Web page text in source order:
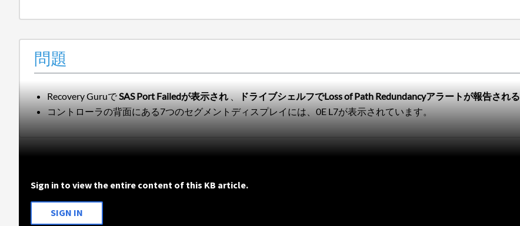
問題
Recovery GuruでSAS Port Failedが表示され、
ドライブシェルフでLoss of Path Redundancyアラートが報告される
コントローラの背面にある7つのセグメントディスプレイには、0E L7が表示されています。
Sign in to view the entire content of this KB article.
SIGN IN